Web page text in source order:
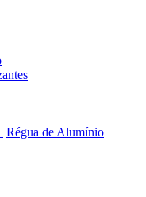
Régua de Alumínio